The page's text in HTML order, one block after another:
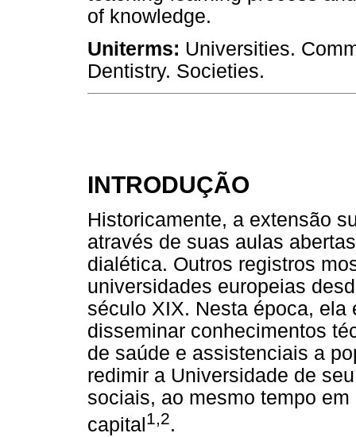
of knowledge.
Uniterms: Universities.
Dentistry. Societies.
INTRODUÇÃO
Historicamente, a extensão
através de suas aulas
dialética. Outros registros
universidades europeias
século XIX. Nesta época,
disseminar conhecimentos
de saúde e assistenciais a
redimir a Universidade de
sociais, ao mesmo tempo
capital 1,2.